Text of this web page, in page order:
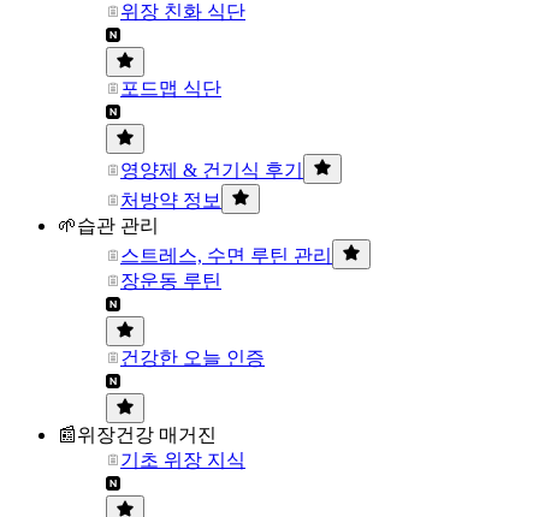
위장 친화 식단
포드맵 식단
영양제 & 건기식 후기
처방약 정보
🌱습관 관리
스트레스, 수면 루틴 관리
장운동 루틴
건강한 오늘 인증
📰위장건강 매거진
기초 위장 지식